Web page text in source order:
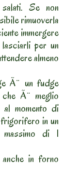
Se non
rimuoverla
immergere
per un
almeno
Ã¨ un fudge
Ã¨ meglio
momento di
in un
di 1
anche in forno